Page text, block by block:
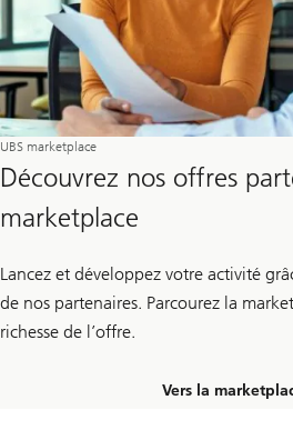
UBS marketplace
Découvrez nos offres
marketplace
Lancez et développez votre activité
de nos partenaires. Parcourez la
richesse de l’offre.
Vers la